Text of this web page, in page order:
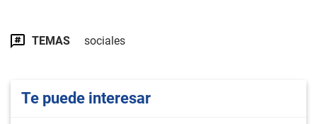
TEMAS sociales
Te puede interesar